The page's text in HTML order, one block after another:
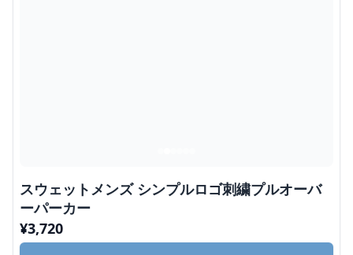
スウェットメンズ シンプルロゴ刺繍プルオーバ
ーパーカー
¥3,720